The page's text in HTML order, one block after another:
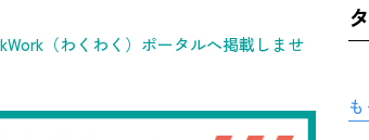
（わくわく）ポータルへ掲載しませ